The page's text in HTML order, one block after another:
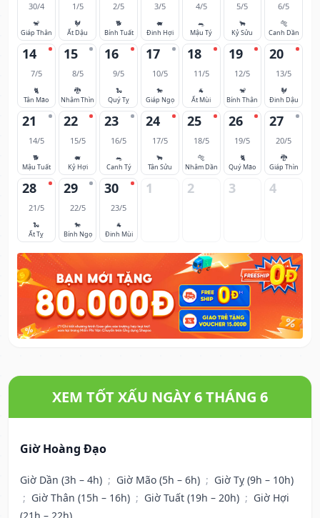
30/4
🐒
Giáp Thân
1/5
🐓
Ất Dậu
2/5
🐕
Bính Tuất
3/5
🐖
Đinh Hợi
4/5
🐀
Mậu Tý
5/5
🐂
Kỷ Sửu
6/5
🐅
Canh Dần
14
7/5
🐈
Tân Mão
15
8/5
🐉
Nhâm Thìn
16
9/5
🐍
Quý Tỵ
17
10/5
🐎
Giáp Ngọ
18
11/5
🐐
Ất Mùi
19
12/5
🐒
Bính Thân
20
13/5
🐓
Đinh Dậu
21
14/5
🐕
Mậu Tuất
22
15/5
🐖
Kỷ Hợi
23
16/5
🐀
Canh Tý
24
17/5
🐂
Tân Sửu
25
18/5
🐅
Nhâm Dần
26
19/5
🐈
Quý Mão
27
20/5
🐉
Giáp Thìn
28
21/5
🐍
Ất Tỵ
29
22/5
🐎
Bính Ngọ
30
23/5
🐐
Đinh Mùi
1 2 3 4
XEM TỐT XẤU NGÀY 6 THÁNG 6
Giờ Hoàng Đạo
Giờ Dần (3h – 4h) ; Giờ Mão (5h – 6h) ; Giờ Tỵ (9h – 10h)
; Giờ Thân (15h – 16h) ; Giờ Tuất (19h – 20h) ; Giờ Hợi